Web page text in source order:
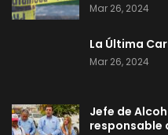
Mar 26, 2024
La Última
Mar 26, 2024
Jefe de
responsable